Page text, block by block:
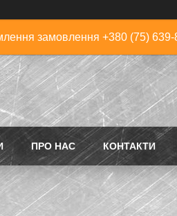
замовлення +380 (75) 639-
ПРО НАС КОНТАКТИ